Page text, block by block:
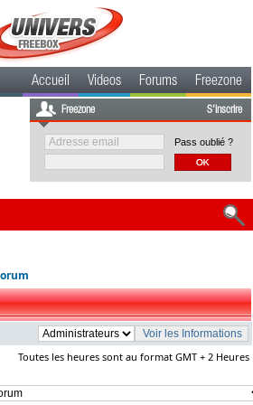
Accueil Videos Forums Freezone
Freezone S'inscrire
Pass oublié ?
Toutes les heures sont au format GMT + 2 Heures